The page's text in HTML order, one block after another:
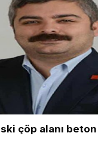
çöp alanı